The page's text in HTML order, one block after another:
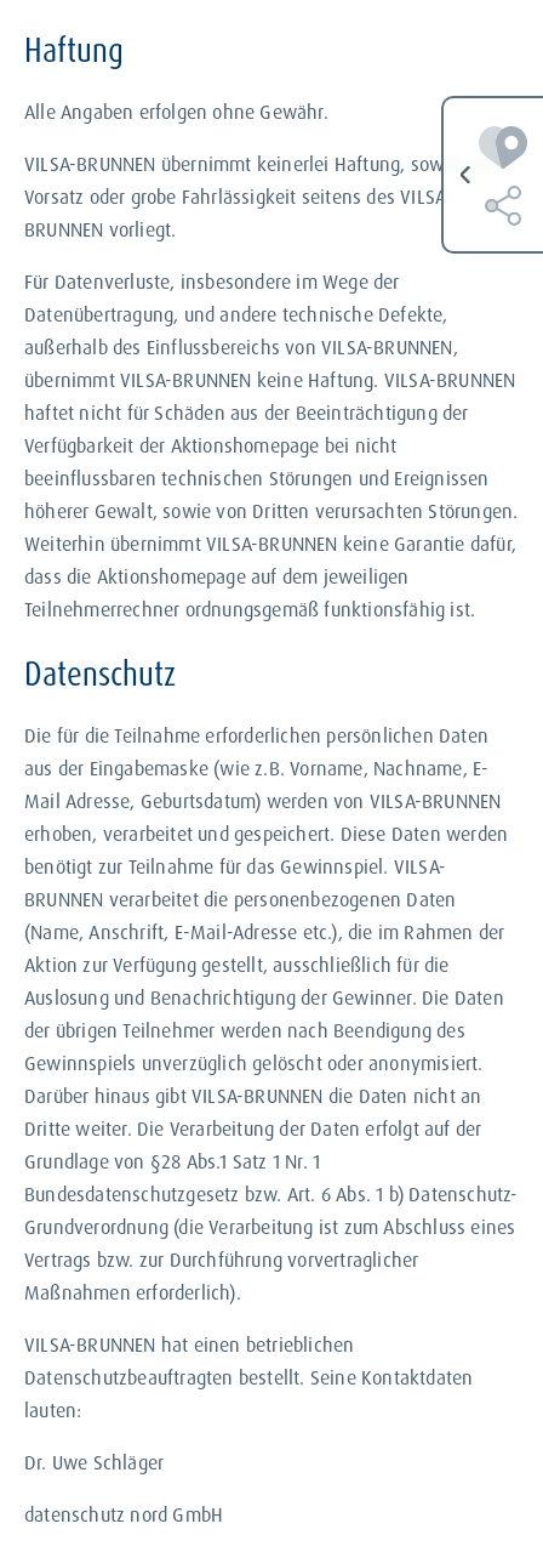
Haftung
Alle Angaben erfolgen ohne Gewähr.
VILSA-BRUNNEN übernimmt keinerlei Haftung, soweit nicht
Vorsatz oder grobe Fahrlässigkeit seitens des VILSA-
BRUNNEN vorliegt.
Für Datenverluste, insbesondere im Wege der
Datenübertragung, und andere technische Defekte,
außerhalb des Einflussbereichs von VILSA-BRUNNEN,
übernimmt VILSA-BRUNNEN keine Haftung. VILSA-BRUNNEN
haftet nicht für Schäden aus der Beeinträchtigung der
Verfügbarkeit der Aktionshomepage bei nicht
beeinflussbaren technischen Störungen und Ereignissen
höherer Gewalt, sowie von Dritten verursachten Störungen.
Weiterhin übernimmt VILSA-BRUNNEN keine Garantie dafür,
dass die Aktionshomepage auf dem jeweiligen
Teilnehmerrechner ordnungsgemäß funktionsfähig ist.
Datenschutz
Die für die Teilnahme erforderlichen persönlichen Daten
aus der Eingabemaske (wie z.B. Vorname, Nachname, E-
Mail Adresse, Geburtsdatum) werden von VILSA-BRUNNEN
erhoben, verarbeitet und gespeichert. Diese Daten werden
benötigt zur Teilnahme für das Gewinnspiel. VILSA-
BRUNNEN verarbeitet die personenbezogenen Daten
(Name, Anschrift, E-Mail-Adresse etc.), die im Rahmen der
Aktion zur Verfügung gestellt, ausschließlich für die
Auslosung und Benachrichtigung der Gewinner. Die Daten
der übrigen Teilnehmer werden nach Beendigung des
Gewinnspiels unverzüglich gelöscht oder anonymisiert.
Darüber hinaus gibt VILSA-BRUNNEN die Daten nicht an
Dritte weiter. Die Verarbeitung der Daten erfolgt auf der
Grundlage von §28 Abs.1 Satz 1 Nr. 1
Bundesdatenschutzgesetz bzw. Art. 6 Abs. 1 b) Datenschutz-
Grundverordnung (die Verarbeitung ist zum Abschluss eines
Vertrags bzw. zur Durchführung vorvertraglicher
Maßnahmen erforderlich).
VILSA-BRUNNEN hat einen betrieblichen
Datenschutzbeauftragten bestellt. Seine Kontaktdaten
lauten:
Dr. Uwe Schläger
datenschutz nord GmbH